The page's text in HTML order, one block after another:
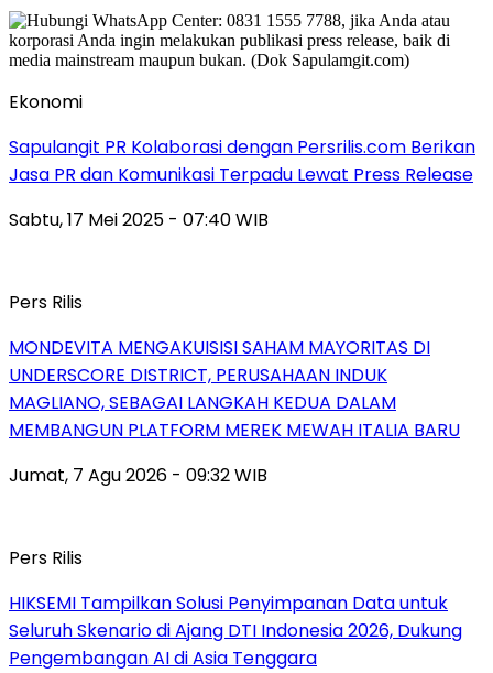
Ekonomi
Sapulangit PR Kolaborasi dengan Persrilis.com Berikan
Jasa PR dan Komunikasi Terpadu Lewat Press Release
Sabtu, 17 Mei 2025 - 07:40 WIB
Pers Rilis
MONDEVITA MENGAKUISISI SAHAM MAYORITAS DI
UNDERSCORE DISTRICT, PERUSAHAAN INDUK
MAGLIANO, SEBAGAI LANGKAH KEDUA DALAM
MEMBANGUN PLATFORM MEREK MEWAH ITALIA BARU
Jumat, 7 Agu 2026 - 09:32 WIB
Pers Rilis
HIKSEMI Tampilkan Solusi Penyimpanan Data untuk
Seluruh Skenario di Ajang DTI Indonesia 2026, Dukung
Pengembangan AI di Asia Tenggara